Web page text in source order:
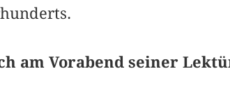
am Vorabend seiner